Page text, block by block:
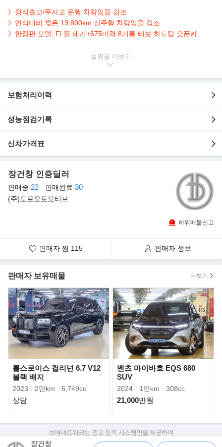
》정식출고/무사고 운행 차량임을 강조
》연식대비 짧은 19,800km 실주행 차량임을 강조
》한정판 모델, Fi 풀 배기+675마력 8기통 터보 하드탑 오픈카
- Fi 풀 배기
- 무사고 운행
- 은색 랩핑(원색 금색)
- 675마력 강력한 V8 터보 오픈탑
맥라렌이 아이코닉 ‘롱테일’의 최신 버전인 675LT 스파이더를 공개
했다. 675LT에 이어 두 번째로 LT 배지를
부착한 675LT 스파이더는 전 세계 500대 한정판으로 출시됐다.
675LT 스파이더는 기존의 675LT 쿠페를 기반으로 제작되었다.
675LT 쿠페는 경량화, 에어로다이나믹, 향상
된 출력과 트랙 중심의 설계로 제작된 한정판 모델로 출시 전에 완
675LT 스파이더는 28만 5,450파운드, 한화로 약 5억 원에 이르는
설명글
보험처리이력
성능점검기록
신차가격표
장건창 인증딜러
판매중 22 판매완료 30
(주)도로오토모티브
허위매물신고
판매자 찜 115 판매자 정보
판매자 보유매물 더보기
롤스로이스 컬리넌 6.7 V12
블랙 배지
2023 2만km 6,749cc
상담
벤츠 마이바흐 EQS 680
SUV
2024 1만km 308cc
21,000만원
장건창
보배네트워크는 광고 등록 시스템만을 제공하며
판매자가 직접 등록한 내용에 대한 모든 책임은 판매자에게 있습니다.